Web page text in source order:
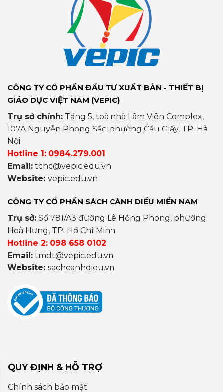
CÔNG TY CỔ PHẦN ĐẦU TƯ XUẤT BẢN - THIẾT BỊ
GIÁO DỤC VIỆT NAM (VEPIC)
Trụ sở chính: Tầng 5, toà nhà Lâm Viên Complex,
107A Nguyễn Phong Sắc, phường Cầu Giấy, TP. Hà
Nội
Hotline 1: 0984.279.001
Email: tchc@vepic.edu.vn
Website: vepic.edu.vn
CÔNG TY CỔ PHẦN SÁCH CÁNH DIỀU MIỀN NAM
Trụ sở: Số 781/A3 đường Lê Hồng Phong, phường
Hoà Hưng, TP. Hồ Chí Minh
Hotline 2: 098 658 0102
Email: tmdt@vepic.edu.vn
Website: sachcanhdieu.vn
QUY ĐỊNH & HỖ TRỢ
Chính sách bảo mật